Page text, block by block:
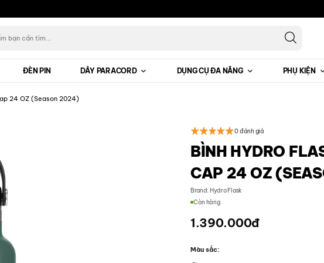
ĐÈN PIN DÂY PARACORD DỤNG CỤ ĐA NĂNG PHỤ KIỆN
24 OZ (Season 2024)
0 đánh giá
BÌNH HYDRO
CAP 24 OZ
Brand: Hydro Flask
Còn hàng
1.390.000đ
Màu sắc